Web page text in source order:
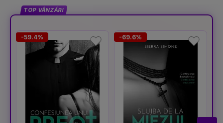
TOP VÂNZĂRI
-59.4% -69.6%